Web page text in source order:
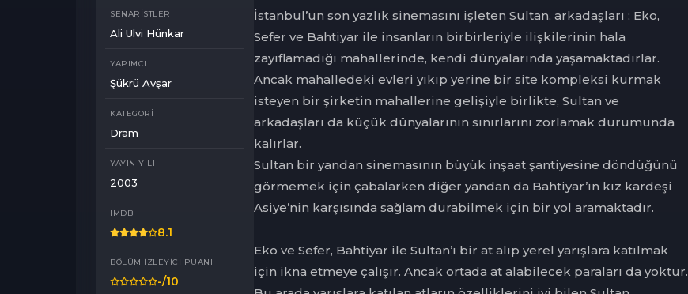
SENARISTLER
Ali Ulvi Hünkar
YAPIMCI
Şükrü Avşar
KATEGORI
Dram
YAYIN YILI
2003
IMDB
8.1
BÖLÜM İZLEYICI PUANI
-/10
İstanbul’un son yazlık sinemasını işleten Sultan, arkadaşları ; Eko,
Sefer ve Bahtiyar ile insanların birbirleriyle ilişkilerinin hala
zayıflamadığı mahallerinde, kendi dünyalarında yaşamaktadırlar.
Ancak mahalledeki evleri yıkıp yerine bir site kompleksi kurmak
isteyen bir şirketin mahallerine gelişiyle birlikte, Sultan ve
arkadaşları da küçük dünyalarının sınırlarını zorlamak durumunda
kalırlar.
Sultan bir yandan sinemasının büyük inşaat şantiyesine döndüğünü
görmemek için çabalarken diğer yandan da Bahtiyar’ın kız kardeşi
Asiye’nin karşısında sağlam durabilmek için bir yol aramaktadır.
Eko ve Sefer, Bahtiyar ile Sultan’ı bir at alıp yerel yarışlara katılmak
için ikna etmeye çalışır. Ancak ortada at alabilecek paraları da yoktur.